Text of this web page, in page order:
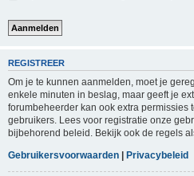
REGISTREER
Om je te kunnen aanmelden, moet je
enkele minuten in beslag, maar geeft je
forumbeheerder kan ook extra permissies
gebruikers. Lees voor registratie onze
bijbehorend beleid. Bekijk ook de regels
Gebruikersvoorwaarden | Privacybeleid